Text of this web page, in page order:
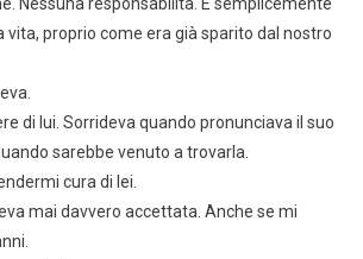
proprio come era già sparito dal nostro
di lui. Sorrideva quando pronunciava il suo
sarebbe venuto a trovarla.
cura di lei.
mai davvero accettata. Anche se mi